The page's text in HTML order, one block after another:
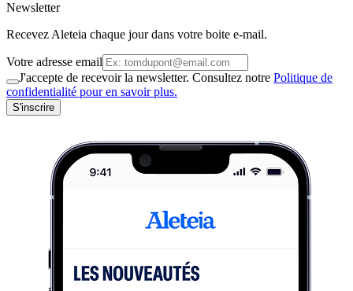
Newsletter
Recevez Aleteia chaque jour dans votre boite e-mail.
Votre adresse email
J'accepte de recevoir la newsletter. Consultez notre Politique de
confidentialité pour en savoir plus.
S'inscrire